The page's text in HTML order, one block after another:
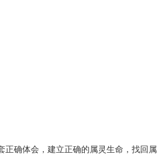
确体会，建立正确的属灵生命，找回属